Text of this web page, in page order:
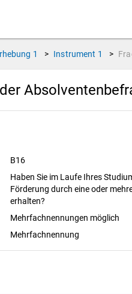
1 > Instrument 1 >
B16
Haben Sie im Laufe Ihres
Förderung durch eine oder
erhalten?
Mehrfachnennungen möglich
Mehrfachnennung